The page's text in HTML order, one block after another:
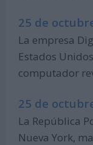
25 de
La empresa
Estados
computador
25 de
La República
Nueva York,